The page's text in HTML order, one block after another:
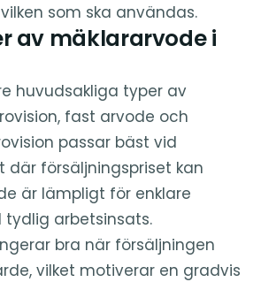
som ska användas.
av mäklararvode i
huvudsakliga typer av
fast arvode och
passar bäst vid
där försäljningspriset kan
är lämpligt för enklare
arbetsinsats.
bra när försäljningen
vilket motiverar en gradvis